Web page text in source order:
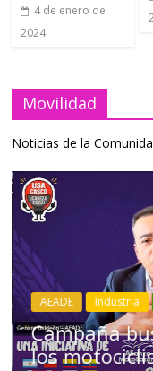
4 de enero de
2024
Movilidad
Noticias de la
Industria Movilidad
Choferes
Ecuador en